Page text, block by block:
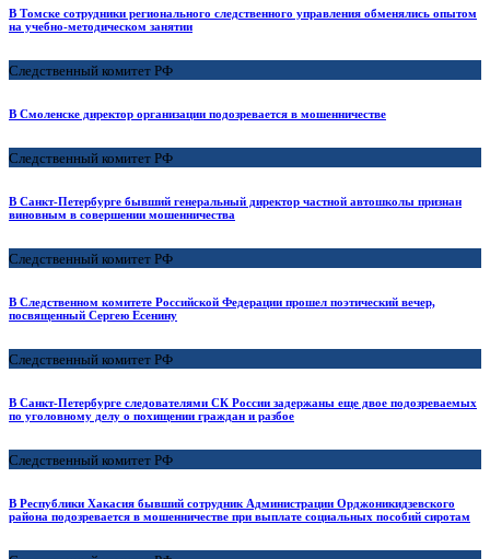
В Томске сотрудники регионального следственного управления обменялись опытом
на учебно-методическом занятии
Следственный комитет РФ
В Смоленске директор организации подозревается в мошенничестве
Следственный комитет РФ
В Санкт-Петербурге бывший генеральный директор частной автошколы признан
виновным в совершении мошенничества
Следственный комитет РФ
В Следственном комитете Российской Федерации прошел поэтический вечер,
посвященный Сергею Есенину
Следственный комитет РФ
В Санкт-Петербурге следователями СК России задержаны еще двое подозреваемых
по уголовному делу о похищении граждан и разбое
Следственный комитет РФ
В Республики Хакасия бывший сотрудник Администрации Орджоникидзевского
района подозревается в мошенничестве при выплате социальных пособий сиротам